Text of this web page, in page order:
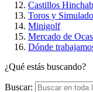
Castillos
Toros y
Minigolf
Mercado de
Dónde
¿Qué estás buscando?
Buscar: